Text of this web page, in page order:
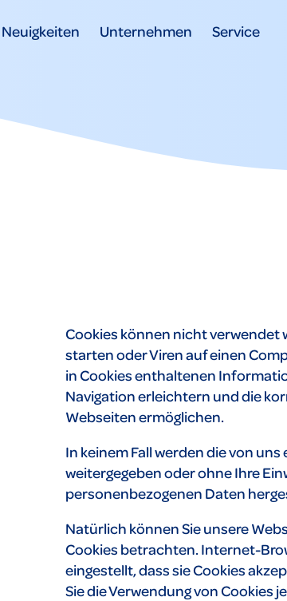
Neuigkeiten Unternehmen Service
Cookies können nicht verwendet
starten oder Viren auf einen
in Cookies enthaltenen
Navigation erleichtern und die
Webseiten ermöglichen.
In keinem Fall werden die von
weitergegeben oder ohne Ihre
personenbezogenen Daten
Natürlich können Sie unsere
Cookies betrachten. Internet-
eingestellt, dass sie Cookies
Sie die Verwendung von Cookies